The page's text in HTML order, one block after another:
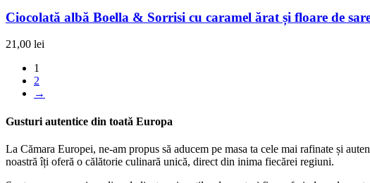
Ciocolată albă Boella & Sorrisi cu caramel ărat și floare de
21,00 lei
1
2
→
Gusturi autentice din toată Europa
La Cămara Europei, ne-am propus să aducem pe masa ta cele mai rafinate și
noastră îți oferă o călătorie culinară unică, direct din inima fiecărei regiuni.